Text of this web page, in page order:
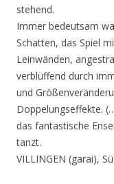
stehend.
Immer bedeutsam
Schatten, das Spiel
Leinwänden,
verblüffend durch
und
Doppelungseffekte.
das fantastische
tanzt.
VILLINGEN (garai),